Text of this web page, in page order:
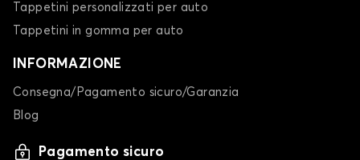
Tappetini personalizzati per auto
Tappetini in gomma per auto
INFORMAZIONE
Consegna/Pagamento sicuro/Garanzia
Blog
Pagamento sicuro